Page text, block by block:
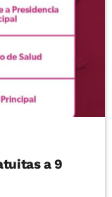
a 9